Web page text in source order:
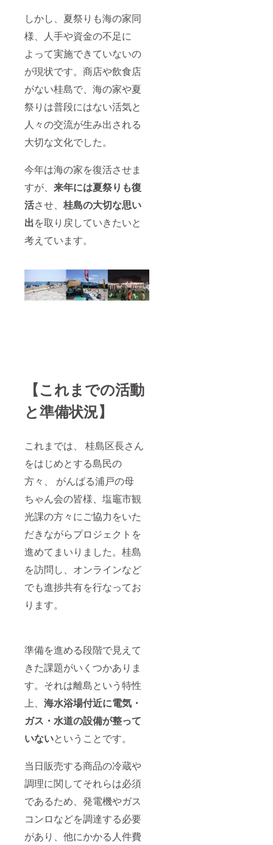
しかし、夏祭りも海の家同
様、人手や資金の不足に
よって実施できていないの
が現状です。商店や飲食店
がない桂島で、海の家や夏
祭りは普段にはない活気と
人々の交流が生み出される
大切な文化でした。
今年は海の家を復活させま
すが、 来年には夏祭り も復
活させ、 桂島の大切な思い
出を取り戻していきたいと
考えています。
【これまでの活動
と準備状況】
これまでは、 桂島区長さん
をはじめとする島民の
方々、 がんばる浦戸の母
ちゃん会の皆様、塩竈市観
光課の方々にご協力をいた
だきながらプロジェクトを
進めてまいりました。桂島
を訪問し、オンラインなど
でも進捗共有を行なってお
ります。
準備を進める段階で見えて
きた課題がいくつかありま
す。それは離島という特性
上、 海水浴場付近に電気・
ガス・水道の設備が整って
いないということです。
当日販売する商品の冷蔵や
調理に関してそれらは必須
であるため、発電機やガス
コンロなどを調達する必要
があり、他にかかる人件費